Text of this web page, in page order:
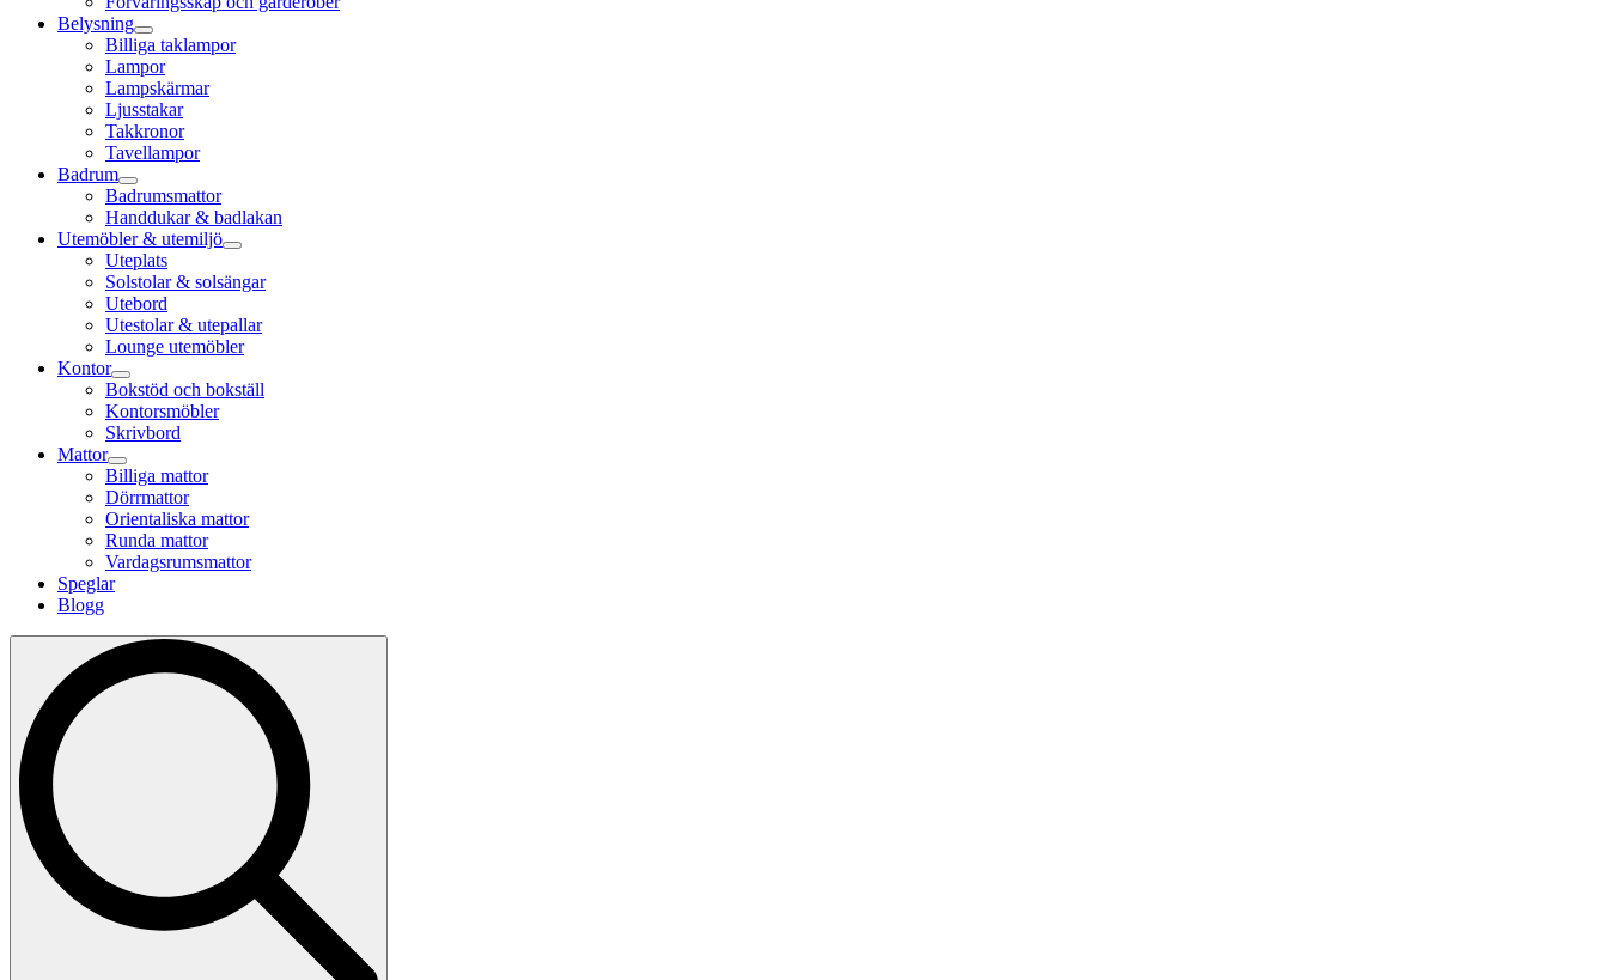
Belysning
Billiga taklampor
Lampor
Lampskärmar
Ljusstakar
Takkronor
Tavellampor
Badrum
Badrumsmattor
Handdukar & badlakan
Utemöbler & utemiljö
Uteplats
Solstolar & solsängar
Utebord
Utestolar & utepallar
Lounge utemöbler
Kontor
Bokstöd och bokställ
Kontorsmöbler
Skrivbord
Mattor
Billiga mattor
Dörrmattor
Orientaliska mattor
Runda mattor
Vardagsrumsmattor
Speglar
Blogg